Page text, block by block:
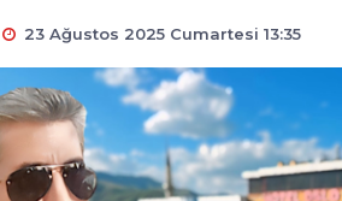
23 Ağustos 2025 Cumartesi 13:35